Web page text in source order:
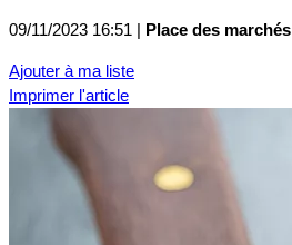
09/11/2023 16:51 | Place des marchés
Ajouter à ma liste
Imprimer l'article